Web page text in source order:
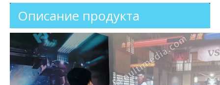
Описание продукта